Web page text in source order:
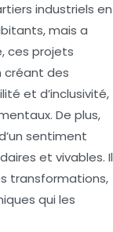
industriels en
mais a
ces projets
créant des
et d’inclusivité,
De plus,
sentiment
et vivables. Il
transformations,
qui les